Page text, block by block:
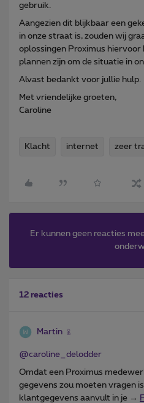
gebruik.
Aangezien dit blijkbaar een
in onze straat is, zouden wij
oplossingen Proximus hiervoor
plannen zijn om de situatie in
Alvast bedankt voor jullie hulp.
Met vriendelijke groeten,
Caroline
Klacht internet zeer
Er kunnen geen reacties
12 reacties
Martin
@caroline_delodder
Omdat een Proximus
gegevens zou moeten vragen
klantgegevens aanvult in je →